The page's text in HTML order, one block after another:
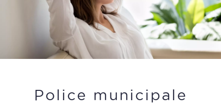
Police municipale